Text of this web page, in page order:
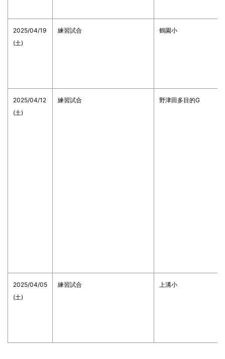
2025/04/19
(土)
練習試合 鶴園小
2025/04/12
(土)
練習試合 野津田多目的G
2025/04/05
(土)
練習試合 上溝小